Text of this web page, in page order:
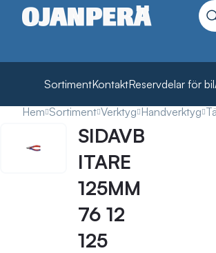
SortimentKontaktReservdelar för bil
Hem Sortiment Verktyg Handverktyg
SIDAVB
ITARE
125MM
76 12
125